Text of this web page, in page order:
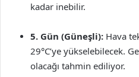
kadar inebilir.
5. Gün (Güneşli): Hava
29°C’ye yükselebilecek.
olacağı tahmin ediliyor.